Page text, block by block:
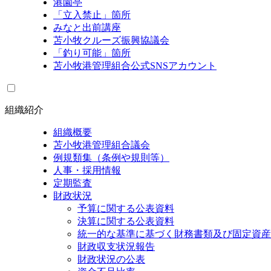
港園亭
「立入禁止」箇所
みなと出前講座
苫小牧クルーズ振興協議会
「釣り可能」箇所
苫小牧港管理組合公式SNSアカウント
組織紹介
組織概要
苫小牧港管理組合議会
例規類集（条例や規則等）
人事・採用情報
定期監査
財政状況
予算に関する公表資料
決算に関する公表資料
統一的な基準に基づく財務書類及び固定資
財政収支状況報告
財政状況の公表